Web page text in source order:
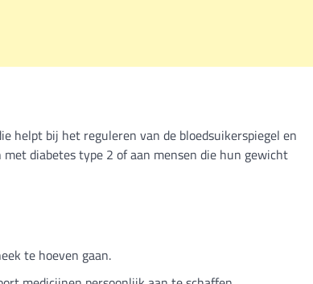
helpt bij het reguleren van de bloedsuikerspiegel en
diabetes type 2 of aan mensen die hun gewicht
te hoeven gaan.